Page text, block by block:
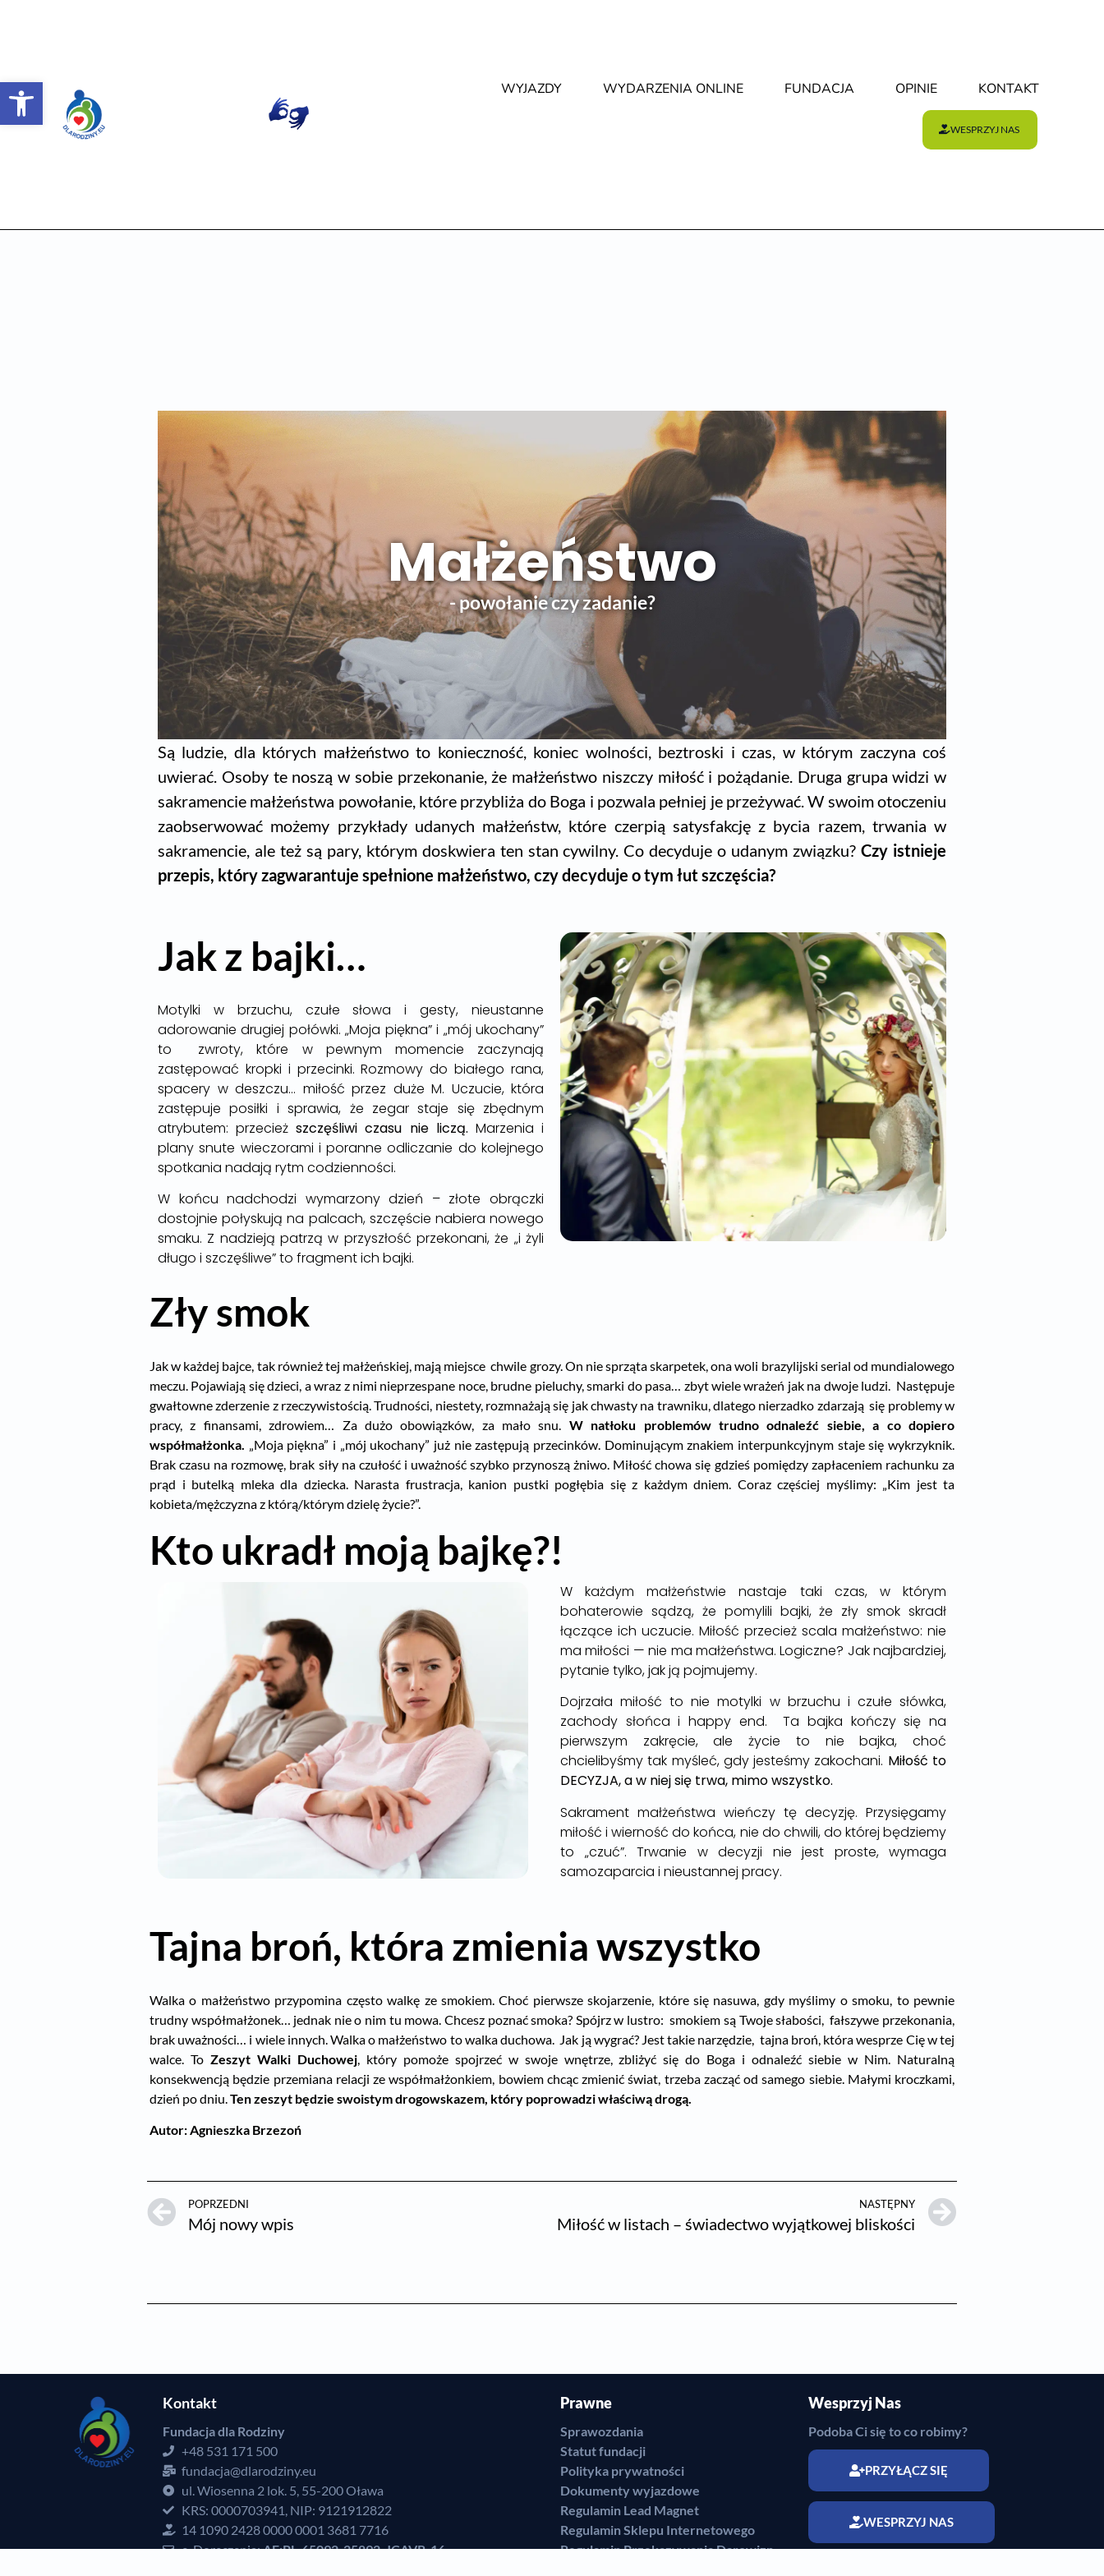
WYJAZDY WYDARZENIA ONLINE FUNDACJA OPINIE KONTAKT
WESPRZYJ NAS
Małżeństwo
- powołanie czy zadanie?
Są ludzie, dla których małżeństwo to konieczność, koniec wolności, beztroski i czas, w którym zaczyna coś
uwierać. Osoby te noszą w sobie przekonanie, że małżeństwo niszczy miłość i pożądanie. Druga grupa widzi w
sakramencie małżeństwa powołanie, które przybliża do Boga i pozwala pełniej je przeżywać. W swoim otoczeniu
zaobserwować możemy przykłady udanych małżeństw, które czerpią satysfakcję z bycia razem, trwania w
sakramencie, ale też są pary, którym doskwiera ten stan cywilny. Co decyduje o udanym związku?Czy istnieje
przepis, który zagwarantuje spełnione małżeństwo, czy decyduje o tym łut szczęścia?
Jak z bajki…
Motylki w brzuchu, czułe słowa i gesty, nieustanne
adorowanie drugiej połówki. „Moja piękna” i „mój ukochany”
to zwroty, które w pewnym momencie zaczynają
zastępować kropki i przecinki. Rozmowy do białego rana,
spacery w deszczu… miłość przez duże M. Uczucie, która
zastępuje posiłki i sprawia, że zegar staje się zbędnym
atrybutem: przecieższczęśliwi czasu nie liczą. Marzenia i
plany snute wieczorami i poranne odliczanie do kolejnego
spotkania nadają rytm codzienności.
W końcu nadchodzi wymarzony dzień – złote obrączki
dostojnie połyskują na palcach, szczęście nabiera nowego
smaku. Z nadzieją patrzą w przyszłość przekonani, że „i żyli
długo i szczęśliwe” to fragment ich bajki.
Zły smok
Jak w każdej bajce, tak również tej małżeńskiej, mają miejsce chwile grozy. On nie sprząta skarpetek, ona woli brazylijski serial od mundialowego
meczu. Pojawiają się dzieci, a wraz z nimi nieprzespane noce, brudne pieluchy, smarki do pasa… zbyt wiele wrażeń jak na dwoje ludzi. Następuje
gwałtowne zderzenie z rzeczywistością. Trudności, niestety, rozmnażają się jak chwasty na trawniku, dlatego nierzadko zdarzają się problemy w
pracy, z finansami, zdrowiem… Za dużo obowiązków, za mało snu. W natłoku problemów trudno odnaleźć siebie, a co dopiero
współmałżonka. „Moja piękna” i „mój ukochany” już nie zastępują przecinków. Dominującym znakiem interpunkcyjnym staje się wykrzyknik.
Brak czasu na rozmowę, brak siły na czułość i uważność szybko przynoszą żniwo. Miłość chowa się gdzieś pomiędzy zapłaceniem rachunku za
prąd i butelką mleka dla dziecka. Narasta frustracja, kanion pustki pogłębia się z każdym dniem. Coraz częściej myślimy: „Kim jest ta
kobieta/mężczyzna z którą/którym dzielę życie?”.
Kto ukradł moją bajkę?!
W każdym małżeństwie nastaje taki czas, w którym
bohaterowie sądzą, że pomylili bajki, że zły smok skradł
łączące ich uczucie. Miłość przecież scala małżeństwo: nie
ma miłości — nie ma małżeństwa. Logiczne? Jak najbardziej,
pytanie tylko, jak ją pojmujemy.
Dojrzała miłość to nie motylki w brzuchu i czułe słówka,
zachody słońca i happy end. Ta bajka kończy się na
pierwszym zakręcie, ale życie to nie bajka, choć
chcielibyśmy tak myśleć, gdy jesteśmy zakochani. Miłość to
DECYZJA, a w niej się trwa, mimo wszystko.
Sakrament małżeństwa wieńczy tę decyzję. Przysięgamy
miłość i wierność do końca, nie do chwili, do której będziemy
to „czuć”. Trwanie w decyzji nie jest proste, wymaga
samozaparcia i nieustannej pracy.
Tajna broń, która zmienia wszystko
Walka o małżeństwo przypomina często walkę ze smokiem. Choć pierwsze skojarzenie, które się nasuwa, gdy myślimy o smoku, to pewnie
trudny współmałżonek… jednak nie o nim tu mowa. Chcesz poznać smoka? Spójrz w lustro: smokiem są Twoje słabości, fałszywe przekonania,
brak uważności… i wiele innych. Walka o małżeństwo to walka duchowa. Jak ją wygrać? Jest takie narzędzie, tajna broń, która wesprze Cię w tej
walce. To Zeszyt Walki Duchowej, który pomoże spojrzeć w swoje wnętrze, zbliżyć się do Boga i odnaleźć siebie w Nim. Naturalną
konsekwencją będzie przemiana relacji ze współmałżonkiem, bowiem chcąc zmienić świat, trzeba zacząć od samego siebie. Małymi kroczkami,
dzień po dniu.Tenzeszyt będzie swoistym drogowskazem, który poprowadzi właściwą drogą.
Autor: Agnieszka Brzezoń
POPRZEDNI
Mój nowy wpis
NASTĘPNY
Miłość w listach – świadectwo wyjątkowej bliskości
Kontakt
Fundacja dla Rodziny
+48 531 171 500
fundacja@dlarodziny.eu
ul. Wiosenna 2 lok. 5, 55-200 Oława
KRS: 0000703941, NIP: 9121912822
14 1090 2428 0000 0001 3681 7716
e-Doręczenia:AE:PL-65092-25892-JCAVR-16
Prawne
Sprawozdania
Statut fundacji
Polityka prywatności
Dokumenty wyjazdowe
Regulamin Lead Magnet
Regulamin Sklepu Internetowego
Regulamin Przekazywania Darowizn
Wesprzyj Nas
Podoba Ci się to co robimy?
PRZYŁĄCZ SIĘ
WESPRZYJ NAS
Otwórz pasek narzędzi